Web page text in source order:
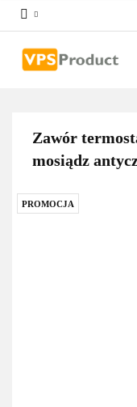
Zawór
mosiądz
PROMOCJA